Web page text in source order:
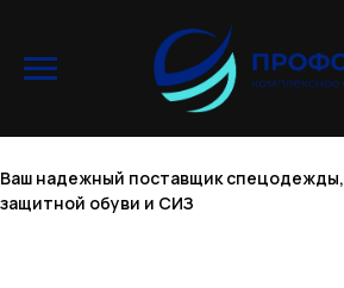
Ваш надежный поставщик спецодежды,
защитной обуви и СИЗ